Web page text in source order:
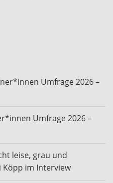
Umfrage 2026 –
Umfrage 2026 –
leise, grau und
Köpp im Interview